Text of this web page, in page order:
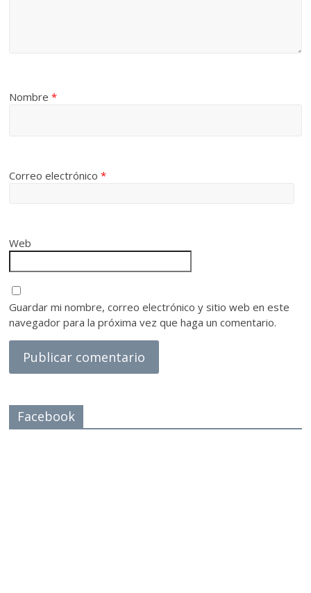
Nombre*
Correo electrónico*
Web
Guardar mi nombre, correo electrónico y sitio web en este
navegador para la próxima vez que haga un comentario.
Facebook